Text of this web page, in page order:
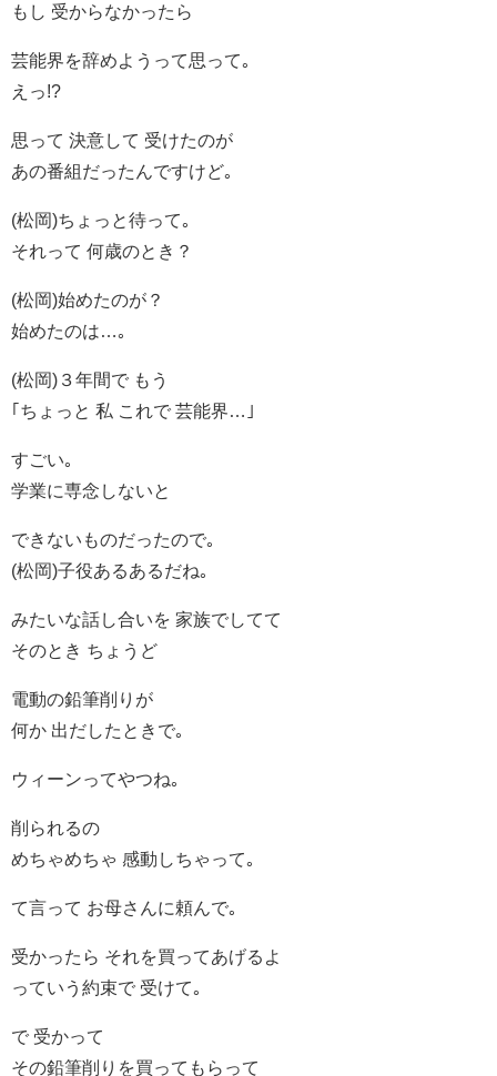
もし 受からなかったら
芸能界を辞めようって思って｡
えっ!?
思って 決意して 受けたのが
あの番組だったんですけど｡
(松岡)ちょっと待って｡
それって 何歳のとき？
(松岡)始めたのが？
始めたのは…｡
(松岡)３年間で もう
｢ちょっと 私 これで 芸能界…｣
すごい｡
学業に専念しないと
できないものだったので｡
(松岡)子役あるあるだね｡
みたいな話し合いを 家族でしてて
そのとき ちょうど
電動の鉛筆削りが
何か 出だしたときで｡
ウィーンってやつね｡
削られるの
めちゃめちゃ 感動しちゃって｡
て言って お母さんに頼んで｡
受かったら それを買ってあげるよ
っていう約束で 受けて｡
で 受かって
その鉛筆削りを買ってもらって